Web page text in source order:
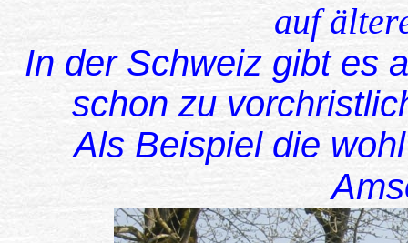
auf
In der Schweiz gibt es
schon zu
Als Beispiel die